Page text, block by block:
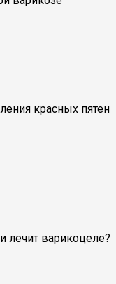
красных пятен
лечит варикоцеле?